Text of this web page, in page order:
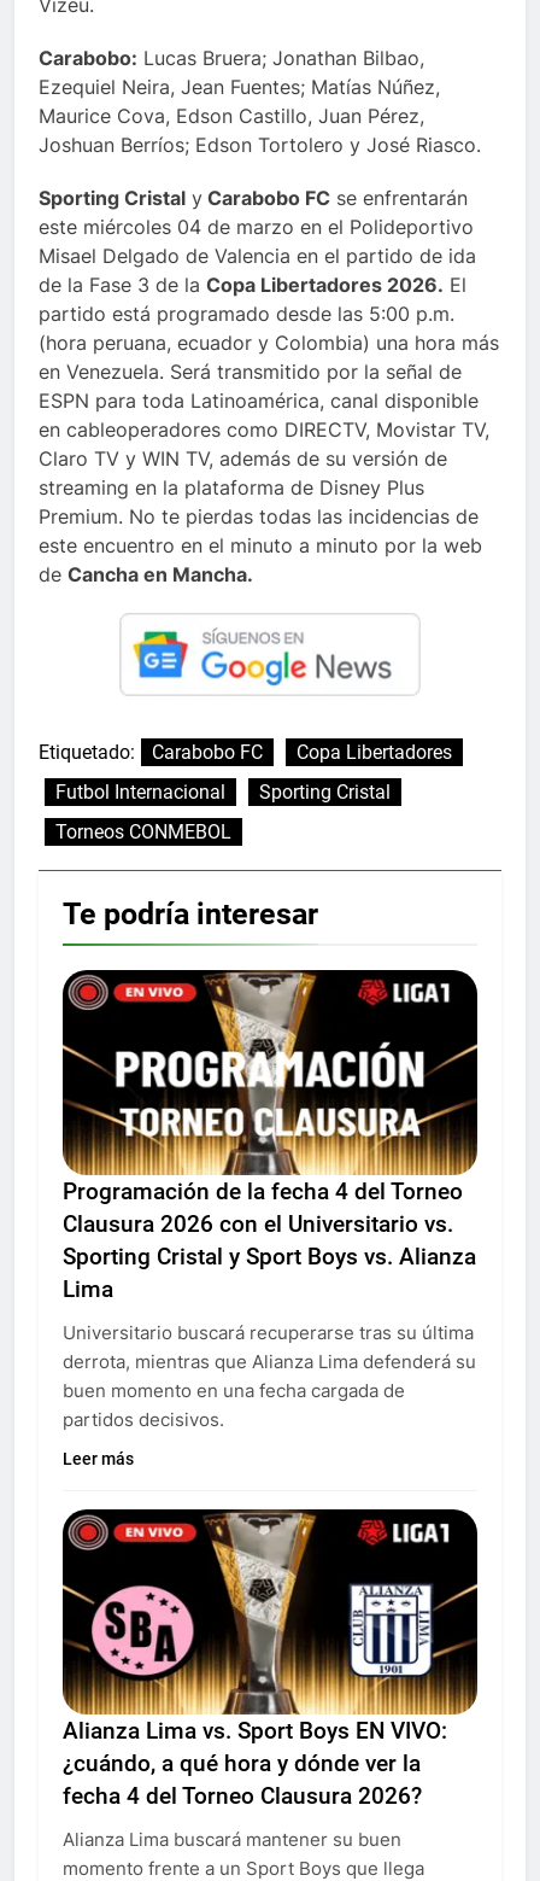
Vizeu.
Carabobo: Lucas Bruera; Jonathan Bilbao,
Ezequiel Neira, Jean Fuentes; Matías Núñez,
Maurice Cova, Edson Castillo, Juan Pérez,
Joshuan Berríos; Edson Tortolero y José Riasco.
Sporting Cristal y Carabobo FC se enfrentarán
este miércoles 04 de marzo en el Polideportivo
Misael Delgado de Valencia en el partido de ida
de la Fase 3 de la Copa Libertadores 2026. El
partido está programado desde las 5:00 p.m.
(hora peruana, ecuador y Colombia) una hora más
en Venezuela. Será transmitido por la señal de
ESPN para toda Latinoamérica, canal disponible
en cableoperadores como DIRECTV, Movistar TV,
Claro TV y WIN TV, además de su versión de
streaming en la plataforma de Disney Plus
Premium. No te pierdas todas las incidencias de
este encuentro en el minuto a minuto por la web
de Cancha en Mancha.
Etiquetado: Carabobo FC
Copa Libertadores
Futbol Internacional
Sporting Cristal
Torneos CONMEBOL
Te podría interesar
Programación de la fecha 4 del Torneo
Clausura 2026 con el Universitario vs.
Sporting Cristal y Sport Boys vs. Alianza
Lima
Universitario buscará recuperarse tras su última
derrota, mientras que Alianza Lima defenderá su
buen momento en una fecha cargada de
partidos decisivos.
Leer más
Alianza Lima vs. Sport Boys EN VIVO:
¿cuándo, a qué hora y dónde ver la
fecha 4 del Torneo Clausura 2026?
Alianza Lima buscará mantener su buen
momento frente a un Sport Boys que llega